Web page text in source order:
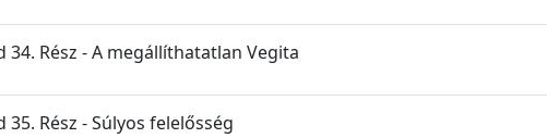
34. Rész - A megállíthatatlan Vegita
35. Rész - Súlyos felelősség